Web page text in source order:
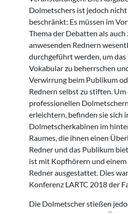
Dolmetschers ist jedoch
beschränkt: Es müssen im
Thema der Debatten als auch
anwesenden Rednern
durchgeführt werden, um
Vokabular zu beherrschen
Verwirrung beim Publikum
Rednern selbst zu stiften. Um
professionellen
erleichtern, befinden sie sich
Dolmetscherkabinen im
Raumes, die ihnen einen
Redner und das Publikum
ist mit Kopfhörern und
Redner ausgestattet. Dies
Konferenz LARTC 2018 der
Die Dolmetscher stießen